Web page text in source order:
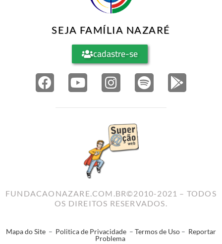
SEJA FAMÍLIA NAZARÉ
cadastre-se
FUNDACAONAZARE.COM.BR©2010-2021 – TODOS
OS DIREITOS RESERVADOS.
Mapa do Site – Politica de Privacidade – Termos de Uso – Reportar
Problema